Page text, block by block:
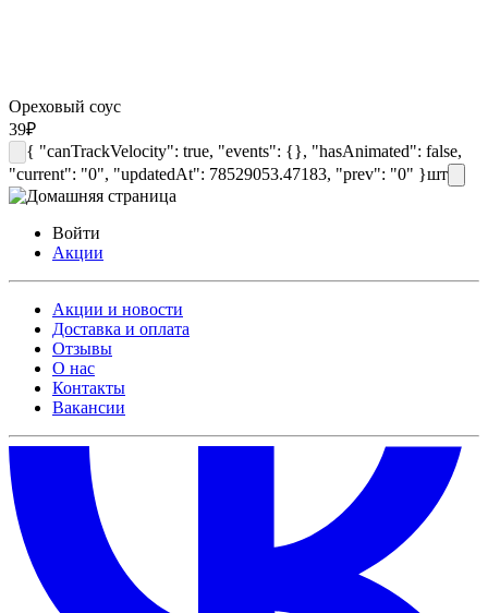
Ореховый соус
39₽
{ "canTrackVelocity": true, "events": {}, "hasAnimated": false,
"current": "0", "updatedAt": 78529053.47183, "prev": "0" }шт
Войти
Акции
Акции и новости
Доставка и оплата
Отзывы
О нас
Контакты
Вакансии